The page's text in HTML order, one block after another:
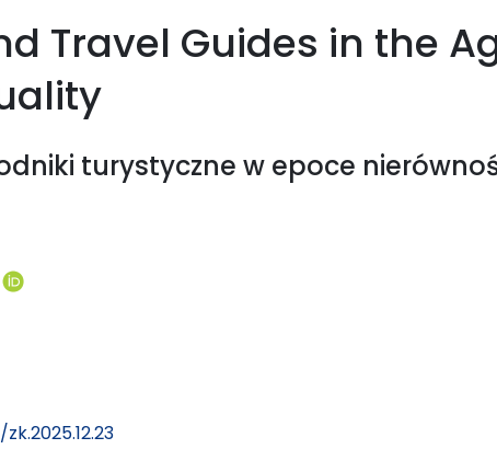
Travel Guides in the
turystyczne w epoce